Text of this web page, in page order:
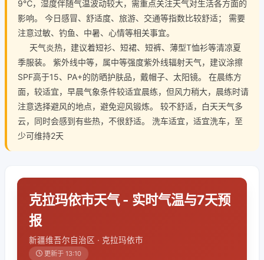
9℃，湿度伴随气温波动较大，需重点关注天气对生活各方面的
影响。 今日感冒、舒适度、旅游、交通等指数比较舒适； 需要
注意过敏、钓鱼、中暑、心情等相关事宜。
天气炎热，建议着短衫、短裙、短裤、薄型T恤衫等清凉夏
季服装。 紫外线中等，属中等强度紫外线辐射天气，建议涂擦
SPF高于15、PA+的防晒护肤品，戴帽子、太阳镜。 在晨练方
面，较适宜，早晨气象条件较适宜晨练，但风力稍大，晨练时请
注意选择避风的地点，避免迎风锻炼。 较不舒适，白天天气多
云，同时会感到有些热，不很舒适。 洗车适宜，适宜洗车，至
少可维持2天
克拉玛依市天气 - 实时气温与7天预
报
新疆维吾尔自治区 · 克拉玛依市
更新于 13:10